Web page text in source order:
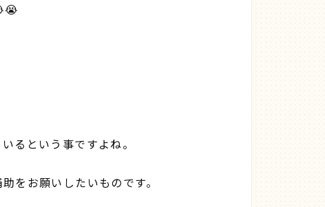
るという事ですよね。
をお願いしたいものです。